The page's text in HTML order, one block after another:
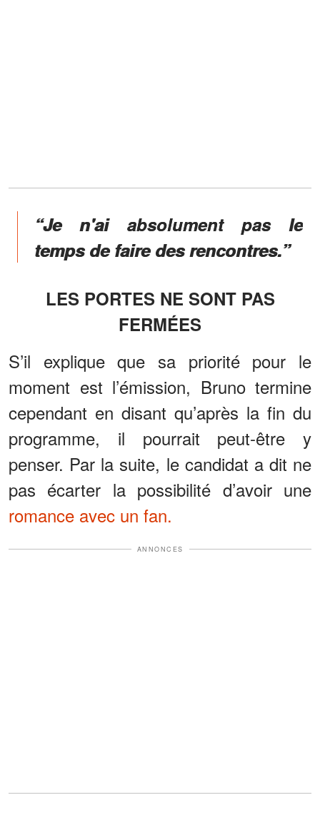
“Je n'ai absolument pas le
temps de faire des rencontres.”
LES PORTES NE SONT PAS
FERMÉES
S’il explique que sa priorité pour le
moment est l’émission, Bruno termine
cependant en disant qu’après la fin du
programme, il pourrait peut-être y
penser. Par la suite, le candidat a dit ne
pas écarter la possibilité d’avoir une
romance avec un fan.
ANNONCES